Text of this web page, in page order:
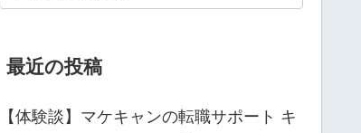
最近の投稿
【体験談】マケキャンの転職サポート キ